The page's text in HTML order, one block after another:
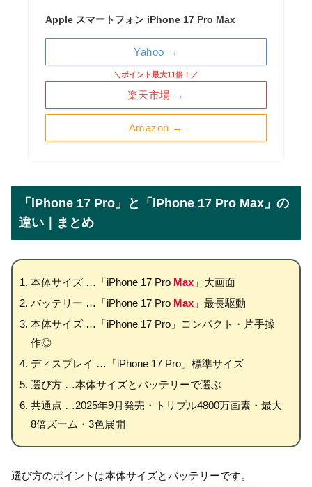
Apple スマートフォン iPhone 17 Pro Max
Amazon →
＼ポイント最大11倍！／
楽天市場 →
Yahoo →
「iPhone 17 Pro」と「iPhone 17 Pro Max」の
違い｜まとめ
本体サイズ …「iPhone 17 ProMax」大画面
バッテリー …「iPhone 17 ProMax」最長駆動
本体サイズ …「iPhone 17 Pro」コンパクト・片手操
作◎
ディスプレイ …「iPhone 17 Pro」標準サイズ
選び方 …本体サイズとバッテリーで選ぶ
共通点 …2025年9月発売・トリプル4800万画素・最大
8倍ズーム・3色展開
選び方のポイントは本体サイズとバッテリーです。